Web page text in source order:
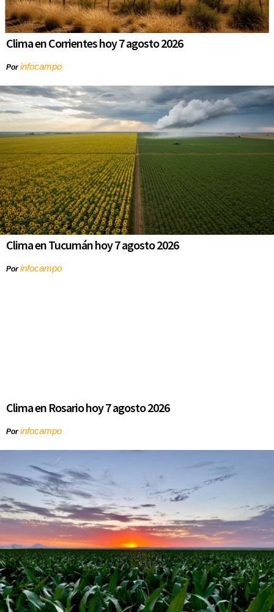
Clima en Corrientes hoy 7 agosto 2026
Porinfocampo
Clima en Tucumán hoy 7 agosto 2026
Porinfocampo
Clima en Rosario hoy 7 agosto 2026
Porinfocampo